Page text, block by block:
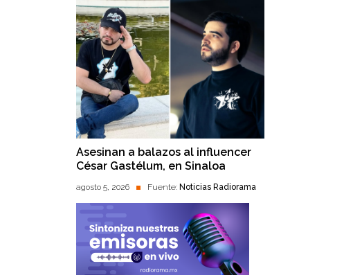
Asesinan a balazos al influencer
César Gastélum, en Sinaloa
agosto 5, 2026 Fuente: Noticias Radiorama